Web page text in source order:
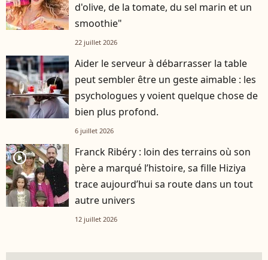
d'olive, de la tomate, du sel marin et un
smoothie"
22 juillet 2026
Aider le serveur à débarrasser la table
peut sembler être un geste aimable : les
psychologues y voient quelque chose de
bien plus profond.
6 juillet 2026
player2
Franck Ribéry : loin des terrains où son
père a marqué l’histoire, sa fille Hiziya
trace aujourd’hui sa route dans un tout
autre univers
12 juillet 2026